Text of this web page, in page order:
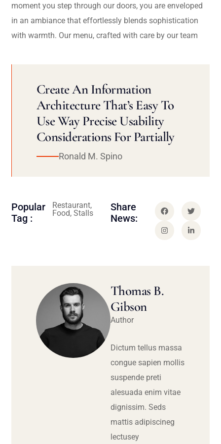
moment you step through our doors, you are enveloped
in an ambiance that effortlessly blends sophistication
with warmth. Our menu, crafted with care by our team
Create An Information
Architecture That’s Easy To
Use Way Precise Usability
Considerations For Partially
Ronald M. Spino
Popular
Tag :
Restaurant,
Food, Stalls
Share
News:
Thomas B.
Gibson
Author
Dictum tellus massa
congue sapien mollis
suspende preti
alesuada enim vitae
dignissim. Seds
mattis adipiscineg
lectusey